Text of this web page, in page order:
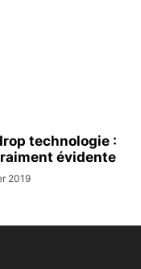
technologie :
évidente
2019